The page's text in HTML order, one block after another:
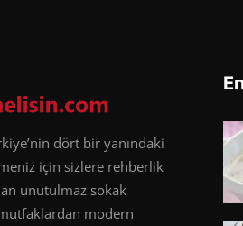
dört bir yanındaki
için sizlere rehberlik
unutulmaz sokak
modern